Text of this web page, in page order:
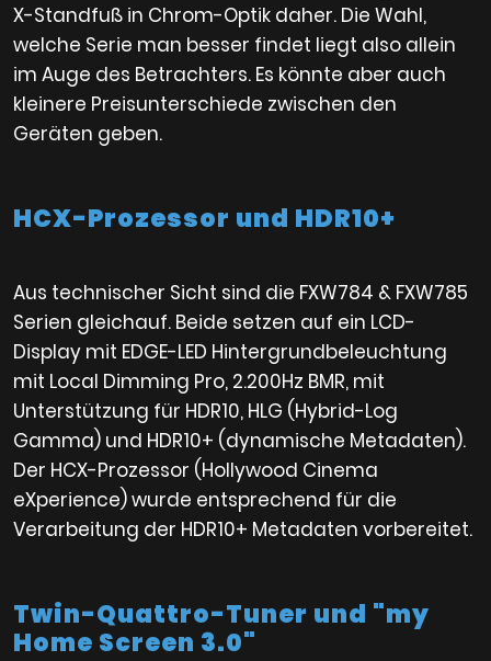
X-Standfuß in Chrom-Optik daher. Die Wahl,
welche Serie man besser findet liegt also allein
im Auge des Betrachters. Es könnte aber auch
kleinere Preisunterschiede zwischen den
Geräten geben.
HCX-Prozessor und HDR10+
Aus technischer Sicht sind die FXW784 & FXW785
Serien gleichauf. Beide setzen auf ein LCD-
Display mit EDGE-LED Hintergrundbeleuchtung
mit Local Dimming Pro, 2.200Hz BMR, mit
Unterstützung für HDR10, HLG (Hybrid-Log
Gamma) und HDR10+ (dynamische Metadaten).
Der HCX-Prozessor (Hollywood Cinema
eXperience) wurde entsprechend für die
Verarbeitung der HDR10+ Metadaten vorbereitet.
Twin-Quattro-Tuner und "my
Home Screen 3.0"